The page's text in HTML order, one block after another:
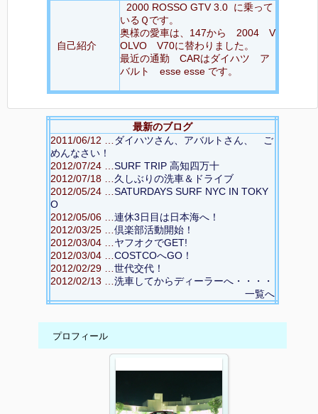
自己紹介
2000 ROSSO GTV 3.0 に乗って
いるＱです。
奥様の愛車は、147から 2004 V
OLVO V70に替わりました。
最近の通勤 CARはダイハツ ア
バルト esse esse です。
最新のブログ
2011/06/12 …
ダイハツさん、アバルトさん、 ご
めんなさい！
2012/07/24 … SURF TRIP 高知四万十
2012/07/18 … 久しぶりの洗車＆ドライブ
2012/05/24 … SATURDAYS SURF NYC IN TOKY
O
2012/05/06 … 連休3日目は日本海へ！
2012/03/25 … 倶楽部活動開始！
2012/03/04 … ヤフオクでGET!
2012/03/04 … COSTCOへGO！
2012/02/29 … 世代交代！
2012/02/13 … 洗車してからディーラーへ・・・・
一覧へ
プロフィール